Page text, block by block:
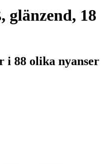
glänzend, 18
i 88 olika nyanser